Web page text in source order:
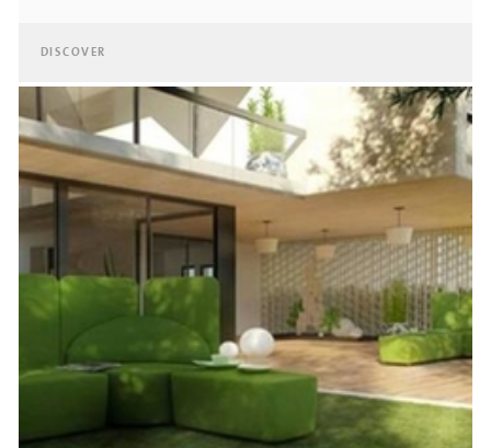
DISCOVER